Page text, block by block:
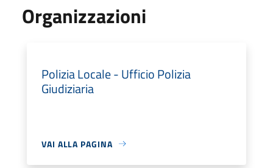
Organizzazioni
Polizia Locale - Ufficio Polizia
Giudiziaria
VAI ALLA PAGINA